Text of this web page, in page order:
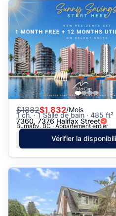
$1882$1,832/Mois
1 ch. · 1 Salle de bain · 485 ft²
7360, 7376 Halifax Street
Burnaby, BC · Appartement entier
Vérifier la